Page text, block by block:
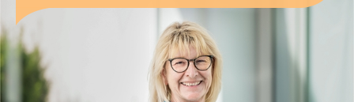
Service
Karriere
Suche